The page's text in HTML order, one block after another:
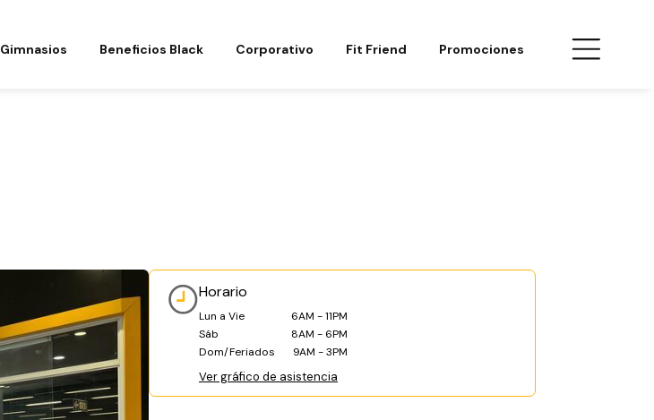
Gimnasios Beneficios Black Corporativo Fit Friend Promociones
Horario
Lun a Vie
6AM - 11PM
Sáb
8AM - 6PM
Dom/Feriados
9AM - 3PM
Ver gráfico de asistencia